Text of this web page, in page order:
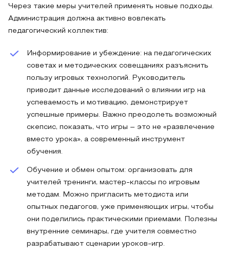
Через такие меры учителей применять новые подходы.
Администрация должна активно вовлекать
педагогический коллектив:
Информирование и убеждение: на педагогических
советах и методических совещаниях разъяснить
пользу игровых технологий. Руководитель
приводит данные исследований о влиянии игр на
успеваемость и мотивацию, демонстрирует
успешные примеры. Важно преодолеть возможный
скепсис, показать, что игры – это не «развлечение
вместо урока», а современный инструмент
обучения.
Обучение и обмен опытом: организовать для
учителей тренинги, мастер-классы по игровым
методам. Можно пригласить методиста или
опытных педагогов, уже применяющих игры, чтобы
они поделились практическими приемами. Полезны
внутренние семинары, где учителя совместно
разрабатывают сценарии уроков-игр.